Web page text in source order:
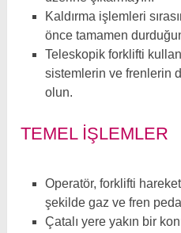
Kaldırma işlemleri
önce tamamen
Teleskopik forklifti
sistemlerin ve frenlerin
olun.
TEMEL İŞLEMLER
Operatör, forklifti
şekilde gaz ve fren
Çatalı yere yakın bir